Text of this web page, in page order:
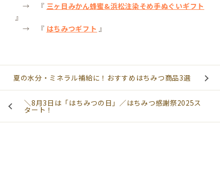
→ 『 三ヶ日みかん蜂蜜&浜松注染そめ手ぬぐいギフト
』
→ 『 はちみつギフト 』
夏の水分・ミネラル補給に！おすすめはちみつ商品3選
＼8月3日は「はちみつの日」／はちみつ感謝祭2025ス
タート！